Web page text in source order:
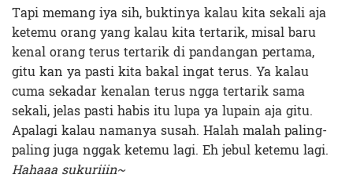
Tapi memang iya sih, buktinya kalau kita sekali aja
ketemu orang yang kalau kita tertarik, misal baru
kenal orang terus tertarik di pandangan pertama,
gitu kan ya pasti kita bakal ingat terus. Ya kalau
cuma sekadar kenalan terus ngga tertarik sama
sekali, jelas pasti habis itu lupa ya lupain aja gitu.
Apalagi kalau namanya susah. Halah malah paling-
paling juga nggak ketemu lagi. Eh jebul ketemu lagi.
Hahaaa sukuriiin~